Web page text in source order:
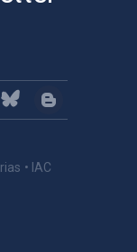
• IAC